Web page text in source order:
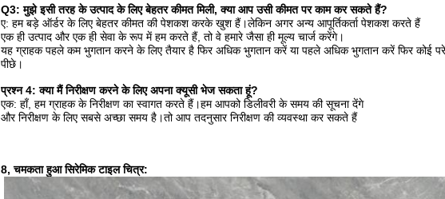
Q3: मुझे इसी तरह के उत्पाद के लिए बेहतर कीमत मिली, क्या आप उसी कीमत पर काम कर सकते हैं?
ए: हम बड़े ऑर्डर के लिए बेहतर कीमत की पेशकश करके खुश हैं।लेकिन अगर अन्य आपूर्तिकर्ता पेशकश करते हैं
एक ही उत्पाद और एक ही सेवा के रूप में हम करते हैं, तो वे हमारे जैसा ही मूल्य चार्ज करेंगे।
यह ग्राहक पहले कम भुगतान करने के लिए तैयार है फिर अधिक भुगतान करें या पहले अधिक भुगतान करें फिर कोई
पीछे।
प्रश्न 4: क्या मैं निरीक्षण करने के लिए अपना क्यूसी भेज सकता हूं?
एक: हाँ, हम ग्राहक के निरीक्षण का स्वागत करते हैं।हम आपको डिलीवरी के समय की सूचना देंगे
और निरीक्षण के लिए सबसे अच्छा समय है।तो आप तदनुसार निरीक्षण की व्यवस्था कर सकते हैं
8, चमकता हुआ सिरेमिक टाइल चित्र: